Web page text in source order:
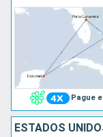
Pague
ESTADOS